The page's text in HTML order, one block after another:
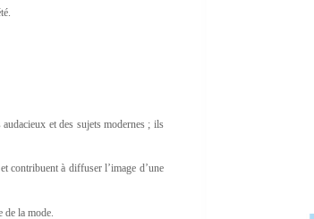
et des sujets modernes ; ils
contribuent à diffuser l’image d’une
de la mode.